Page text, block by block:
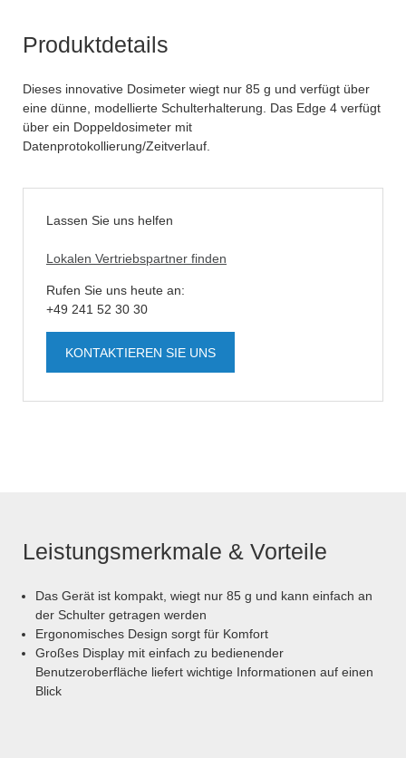
Produktdetails
Dieses innovative Dosimeter wiegt nur 85 g und verfügt über
eine dünne, modellierte Schulterhalterung. Das Edge 4 verfügt
über ein Doppeldosimeter mit
Datenprotokollierung/Zeitverlauf.
Lassen Sie uns helfen
Lokalen Vertriebspartner finden
Rufen Sie uns heute an:
+49 241 52 30 30
KONTAKTIEREN SIE UNS
Leistungsmerkmale & Vorteile
Das Gerät ist kompakt, wiegt nur 85 g und kann einfach an
der Schulter getragen werden
Ergonomisches Design sorgt für Komfort
Großes Display mit einfach zu bedienender
Benutzeroberfläche liefert wichtige Informationen auf einen
Blick